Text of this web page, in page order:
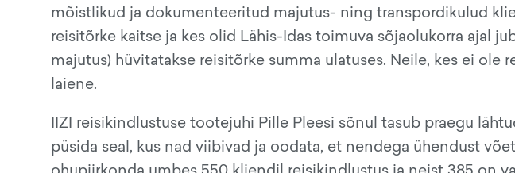
mõistlikud ja dokumenteeritud majutus- ning transpordikulud
reisitõrke kaitse ja kes olid Lähis-Idas toimuva sõjaolukorra ajal
majutus) hüvitatakse reisitõrke summa ulatuses. Neile, kes ei ole
laiene.
IIZI reisikindlustuse tootejuhi Pille Pleesi sõnul tasub praegu
püsida seal, kus nad viibivad ja oodata, et nendega ühendust